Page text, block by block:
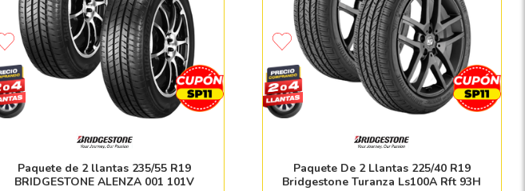
Paquete de 2 llantas 235/55 R19
BRIDGESTONE ALENZA 001 101V
Paquete De 2 Llantas 225/40 R19
Bridgestone Turanza Ls100A Rft 93H